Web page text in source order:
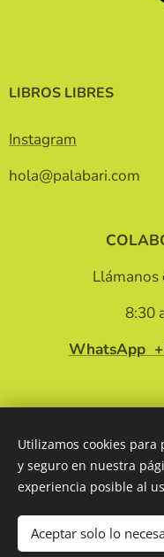
LIBROS LIBRES
Instagram
hola@palabari.com
Llámanos
8:30
WhatsApp
Utilizamos cookies
y seguro en nuestra
experiencia posible al
Aceptar solo lo